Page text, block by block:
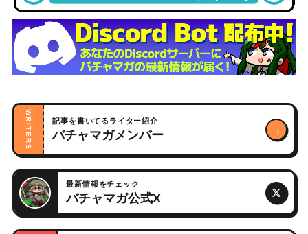
WRITERS 記事を書いてるライター紹介
バチャマガメンバー →
最新情報をチェック
バチャマガ公式X